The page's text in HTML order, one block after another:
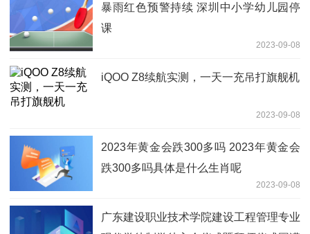
暴雨红色预警持续 深圳中小学幼儿园停
课
2023-09-08
iQOO Z8续航实测，一天一充吊打旗舰机
2023-09-08
2023年黄金会跌300多吗 2023年黄金会
跌300多吗具体是什么生肖呢
2023-09-08
广东建设职业技术学院建设工程管理专业